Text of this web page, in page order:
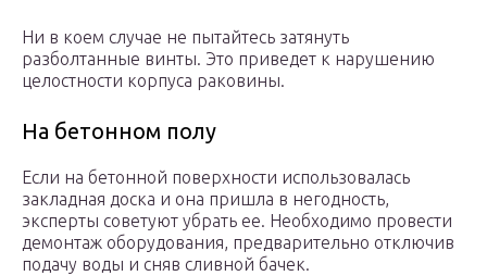
Ни в коем случае не пытайтесь затянуть
разболтанные винты. Это приведет к нарушению
целостности корпуса раковины.
На бетонном полу
Если на бетонной поверхности использовалась
закладная доска и она пришла в негодность,
эксперты советуют убрать ее. Необходимо провести
демонтаж оборудования, предварительно отключив
подачу воды и сняв сливной бачек.